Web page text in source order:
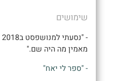
שימושים
מאמין מה היה שם."
- "ספר לי יאח"